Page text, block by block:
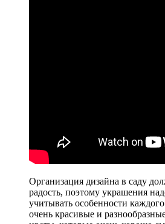
Организация дизайна в саду
радость, поэтому украшения
учитывать особенности
очень красивые и